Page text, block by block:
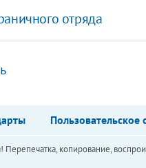
отряда
Пользовательское
копирование,